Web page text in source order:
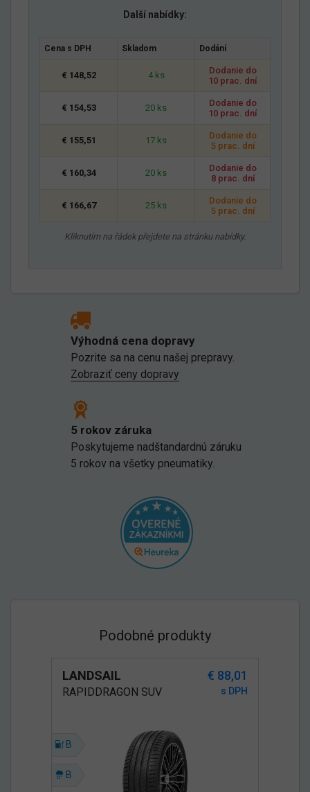
Další nabídky:
Cena s DPH Skladom Dodání
€ 148,52 4 ks
Dodanie do
10 prac. dní
€ 154,53 20 ks
Dodanie do
10 prac. dní
€ 155,51 17 ks
Dodanie do
5 prac. dní
€ 160,34 20 ks
Dodanie do
8 prac. dní
€ 166,67 25 ks
Dodanie do
5 prac. dní
Kliknutím na řádek přejdete na stránku nabídky.
Výhodná cena dopravy
Pozrite sa na cenu našej prepravy.
Zobraziť ceny dopravy
5 rokov záruka
Poskytujeme nadštandardnú záruku
5 rokov na všetky pneumatiky.
Podobné produkty
LANDSAIL € 88,01
RAPIDDRAGON SUV s DPH
B
B